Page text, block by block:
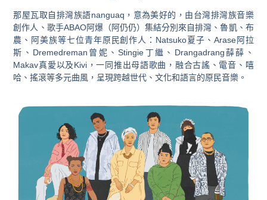
那屋瓦取自排灣族語nanguaq，意為美好的，由台灣排灣族音樂
創作人、歌手ABAO阿爆（阿仍仍）集結分別來自排灣、魯凱、布
農、阿美族等七位青年原民創作人：Natsuko夏子、Arase阿拉
斯、Dremedreman曾妮、Stingie丁繼、Drangadrang薛薛、
Makav真愛以及Kivi，一同推出母語歌曲，融合古謠、電音、嘻
哈、搖滾等多元曲風，呈現跨越世代、文化和語言的原民音樂。